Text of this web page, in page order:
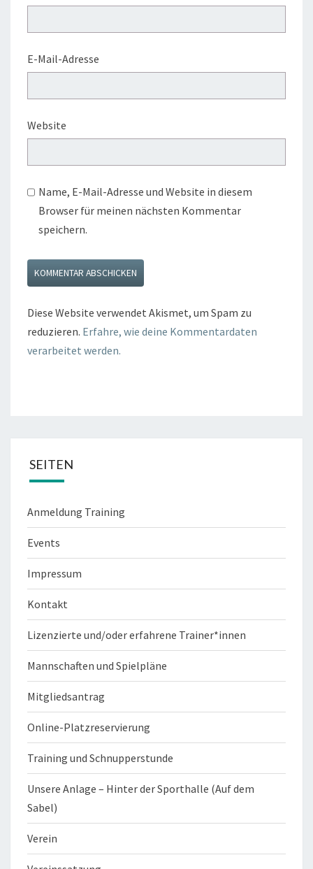
E-Mail-Adresse
Website
Name, E-Mail-Adresse und Website in diesem
Browser für meinen nächsten Kommentar
speichern.
Diese Website verwendet Akismet, um Spam zu
reduzieren. Erfahre, wie deine Kommentardaten
verarbeitet werden.
SEITEN
Anmeldung Training
Events
Impressum
Kontakt
Lizenzierte und/oder erfahrene Trainer*innen
Mannschaften und Spielpläne
Mitgliedsantrag
Online-Platzreservierung
Training und Schnupperstunde
Unsere Anlage – Hinter der Sporthalle (Auf dem
Sabel)
Verein